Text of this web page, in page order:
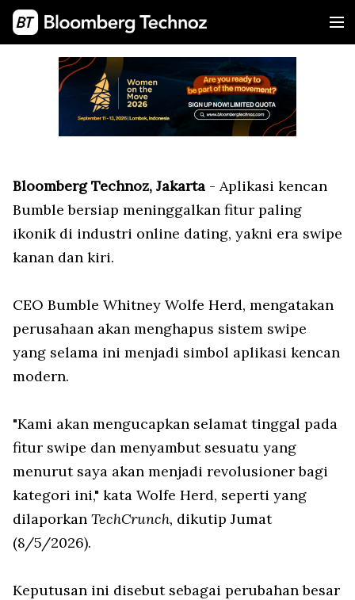
Bloomberg Technoz, Jakarta - Aplikasi kencan
Bumble bersiap meninggalkan fitur paling
ikonik di industri online dating, yakni era swipe
kanan dan kiri.
CEO Bumble Whitney Wolfe Herd, mengatakan
perusahaan akan menghapus sistem swipe
yang selama ini menjadi simbol aplikasi kencan
modern.
"Kami akan mengucapkan selamat tinggal pada
fitur swipe dan menyambut sesuatu yang
menurut saya akan menjadi revolusioner bagi
kategori ini," kata Wolfe Herd, seperti yang
dilaporkan TechCrunch, dikutip Jumat
(8/5/2026).
Keputusan ini disebut sebagai perubahan besar